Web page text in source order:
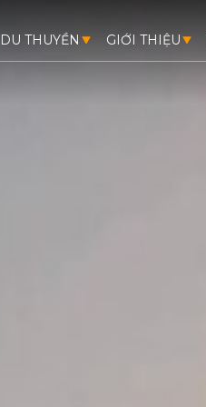
DU THUYỀN GIỚI THIỆU